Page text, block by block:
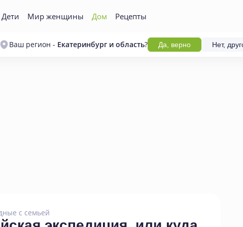
Дети Мир женщины Дом Рецепты
Ваш регион - Екатеринбург и область? Да, верно Нет,
с семьей